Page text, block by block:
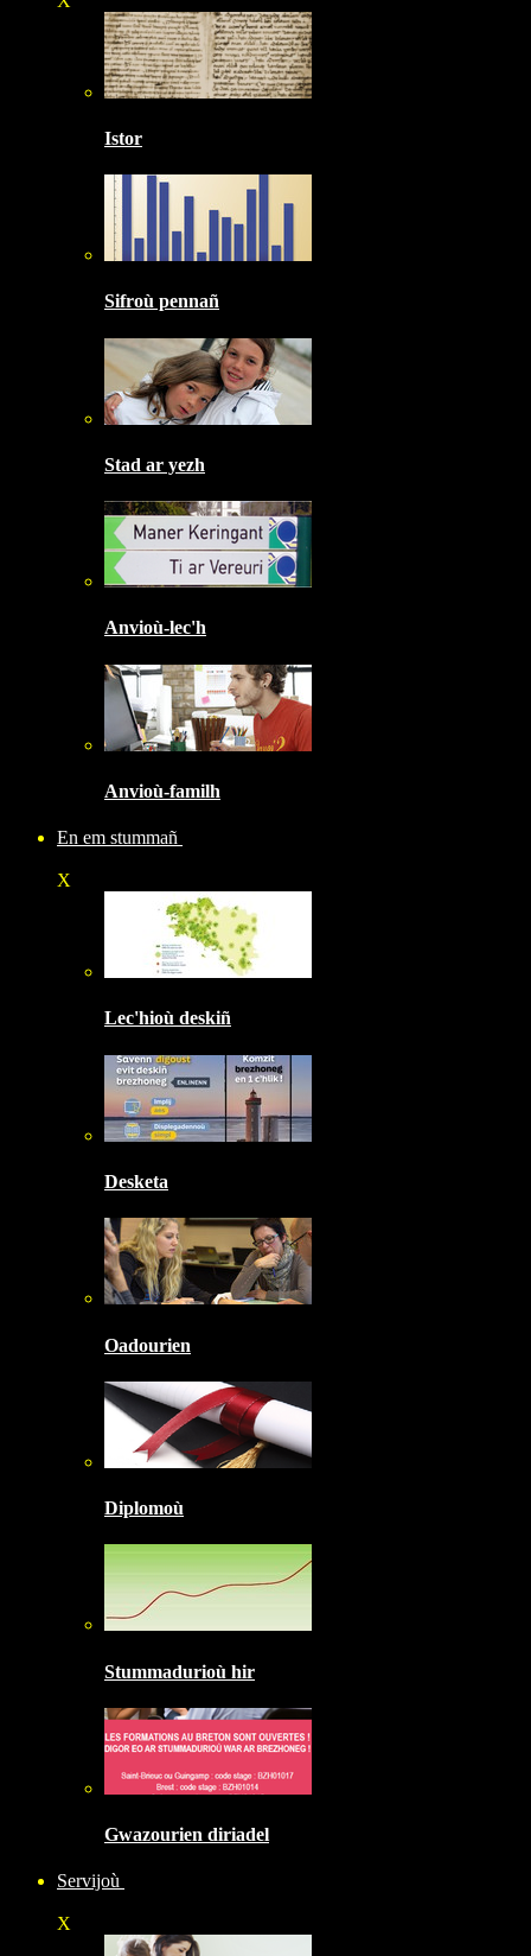
Istor
Sifroù pennañ
Stad ar yezh
Anvioù-lec'h
Anvioù-familh
En em stummañ
X
Lec'hioù deskiñ
Desketa
Oadourien
Diplomoù
Stummadurioù hir
Gwazourien diriadel
Servijoù
X